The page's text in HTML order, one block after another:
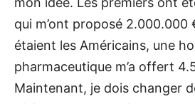
qui m’ont proposé 2.000.000
étaient les Américains, une
pharmaceutique m’a offert
Maintenant, je dois changer